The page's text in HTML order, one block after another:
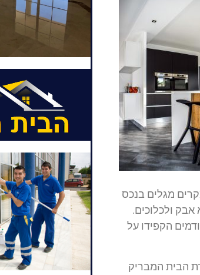
מגלים בנכס
אבק ולכלוכים.
הקפידו על
הבית המבריק